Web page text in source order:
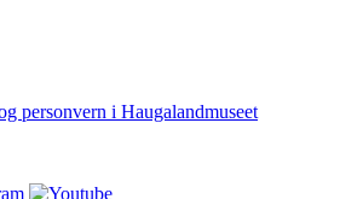
personvern i Haugalandmuseet